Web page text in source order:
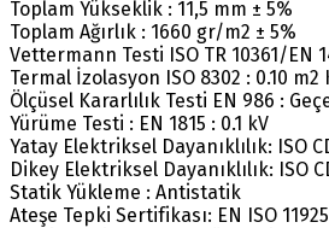
Toplam Yükseklik : 11,5 mm ± 5%
Toplam Ağırlık : 1660 gr/m2 ± 5%
Vettermann Testi ISO TR 10361/EN
Termal İzolasyon ISO 8302 : 0.10 m2
Ölçüsel Kararlılık Testi EN 986 :
Yürüme Testi : EN 1815 : 0.1 kV
Yatay Elektriksel Dayanıklılık: ISO
Dikey Elektriksel Dayanıklılık: ISO
Statik Yükleme : Antistatik
Ateşe Tepki Sertifikası: EN ISO